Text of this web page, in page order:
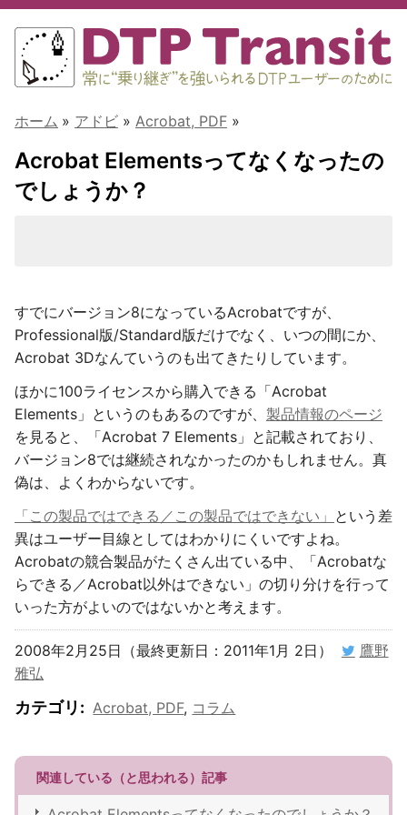
ホーム » アドビ » Acrobat, PDF »
Acrobat Elementsってなくなったの
でしょうか？
すでにバージョン8になっているAcrobatですが、
Professional版/Standard版だけでなく、いつの間にか、
Acrobat 3Dなんていうのも出てきたりしています。
ほかに100ライセンスから購入できる「Acrobat
Elements」というのもあるのですが、 製品情報のページ
を見ると、「Acrobat 7 Elements」と記載されており、
バージョン8では継続されなかったのかもしれません。真
偽は、よくわからないです。
「この製品ではできる／この製品ではできない」 という差
異はユーザー目線としてはわかりにくいですよね。
Acrobatの競合製品がたくさん出ている中、「Acrobatな
らできる／Acrobat以外はできない」の切り分けを行って
いった方がよいのではないかと考えます。
2008年2月25日（最終更新日：2011年1月 2日）
鷹野
雅弘
カテゴリ : Acrobat, PDF, コラム
関連している（と思われる）記事